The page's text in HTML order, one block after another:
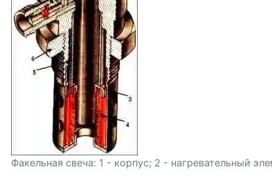
Факельная свеча: 1 - корпус; 2 - нагревательный